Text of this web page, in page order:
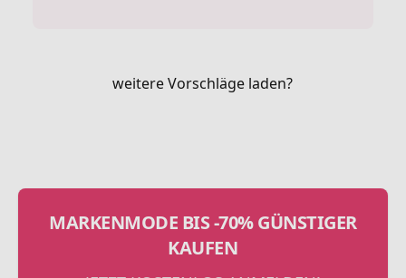
weitere Vorschläge laden?
MARKENMODE BIS -70% GÜNSTIGER
KAUFEN